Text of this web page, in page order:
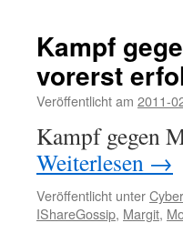
Kampf
vorerst
Veröffentlicht am 2011-
Kampf gegen
Weiterlesen →
Veröffentlicht unter
IShareGossip, Margit,